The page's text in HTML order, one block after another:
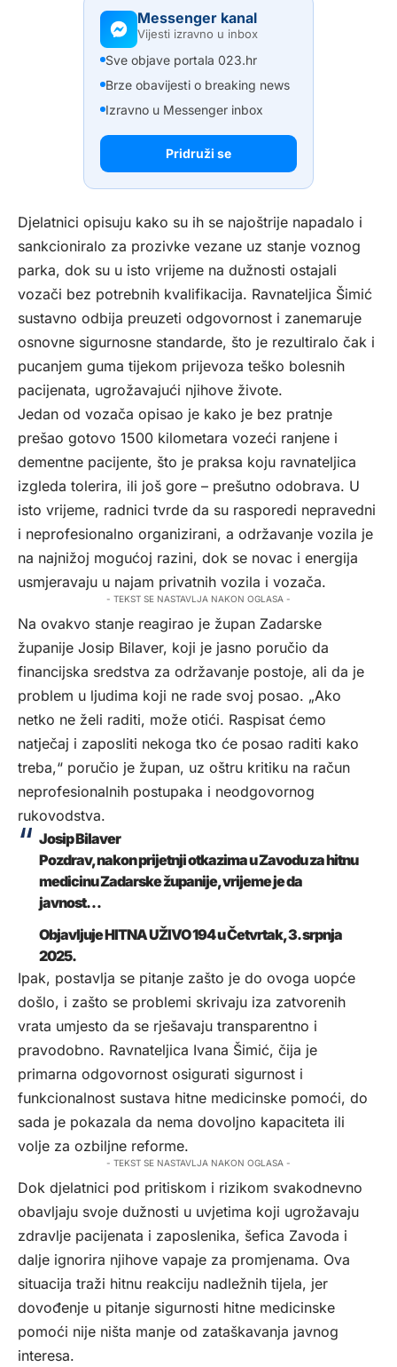
Messenger kanal
Vijesti izravno u inbox
Sve objave portala 023.hr
Brze obavijesti o breaking news
Izravno u Messenger inbox
Pridruži se
Djelatnici opisuju kako su ih se najoštrije napadalo i
sankcioniralo za prozivke vezane uz stanje voznog
parka, dok su u isto vrijeme na dužnosti ostajali
vozači bez potrebnih kvalifikacija. Ravnateljica Šimić
sustavno odbija preuzeti odgovornost i zanemaruje
osnovne sigurnosne standarde, što je rezultiralo čak i
pucanjem guma tijekom prijevoza teško bolesnih
pacijenata, ugrožavajući njihove živote.
Jedan od vozača opisao je kako je bez pratnje
prešao gotovo 1500 kilometara vozeći ranjene i
dementne pacijente, što je praksa koju ravnateljica
izgleda tolerira, ili još gore – prešutno odobrava. U
isto vrijeme, radnici tvrde da su rasporedi nepravedni
i neprofesionalno organizirani, a održavanje vozila je
na najnižoj mogućoj razini, dok se novac i energija
usmjeravaju u najam privatnih vozila i vozača.
- TEKST SE NASTAVLJA NAKON OGLASA -
Na ovakvo stanje reagirao je župan Zadarske
županije Josip Bilaver, koji je jasno poručio da
financijska sredstva za održavanje postoje, ali da je
problem u ljudima koji ne rade svoj posao. „Ako
netko ne želi raditi, može otići. Raspisat ćemo
natječaj i zaposliti nekoga tko će posao raditi kako
treba,“ poručio je župan, uz oštru kritiku na račun
neprofesionalnih postupaka i neodgovornog
rukovodstva.
Josip Bilaver
Pozdrav, nakon prijetnji otkazima u Zavodu za hitnu
medicinu Zadarske županije, vrijeme je da
javnost…
ObjavljujeHITNA UŽIVO 194uČetvrtak, 3. srpnja
2025.
Ipak, postavlja se pitanje zašto je do ovoga uopće
došlo, i zašto se problemi skrivaju iza zatvorenih
vrata umjesto da se rješavaju transparentno i
pravodobno. Ravnateljica Ivana Šimić, čija je
primarna odgovornost osigurati sigurnost i
funkcionalnost sustava hitne medicinske pomoći, do
sada je pokazala da nema dovoljno kapaciteta ili
volje za ozbiljne reforme.
- TEKST SE NASTAVLJA NAKON OGLASA -
Dok djelatnici pod pritiskom i rizikom svakodnevno
obavljaju svoje dužnosti u uvjetima koji ugrožavaju
zdravlje pacijenata i zaposlenika, šefica Zavoda i
dalje ignorira njihove vapaje za promjenama. Ova
situacija traži hitnu reakciju nadležnih tijela, jer
dovođenje u pitanje sigurnosti hitne medicinske
pomoći nije ništa manje od zataškavanja javnog
interesa.